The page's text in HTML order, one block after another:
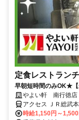
定食レストラン
早朝短時間のみOK★
い！学校・家事との両
やよい軒 南行徳
アクセス ＪＲ総武
本八幡〔新宿線〕
時給1,150円～1,500